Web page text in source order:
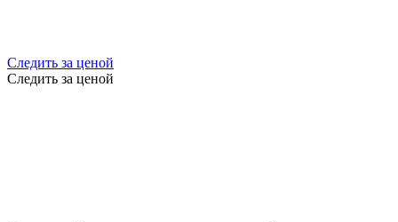
Следить за ценой
Следить за ценой